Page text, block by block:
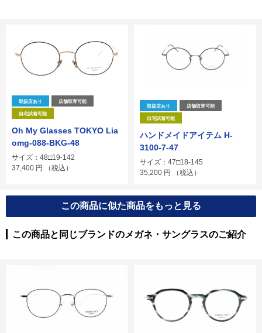
取扱店あり 店舗取寄可能
自宅試着可能
Oh My Glasses TOKYO Lia
omg-088-BKG-48
サイズ：48□19-142
37,400 円 （税込）
取扱店あり 店舗取寄可能
自宅試着可能
ハンドメイドアイテム H-
3100-7-47
サイズ：47□18-145
35,200 円 （税込）
この商品に似た商品をもっと見る
この商品と同じブランドのメガネ・サングラスのご紹介